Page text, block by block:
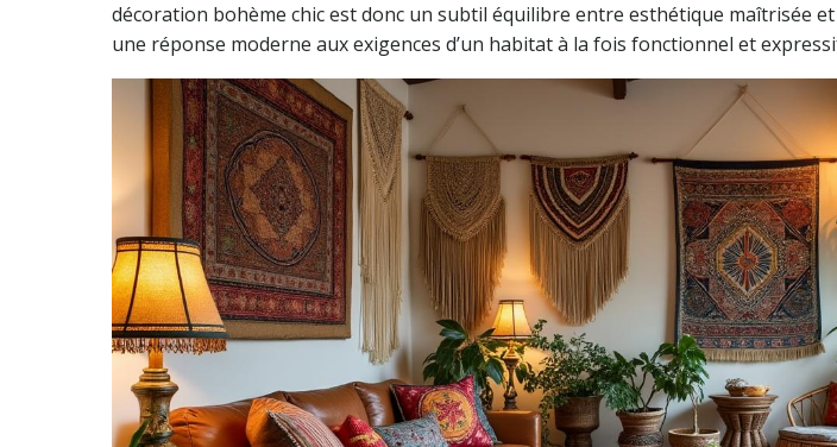
décoration bohème chic est donc un subtil équilibre entre esthétique maîtrisée
une réponse moderne aux exigences d’un habitat à la fois fonctionnel et